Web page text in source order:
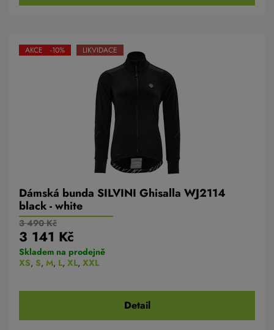
Dámská bunda SILVINI Ghisalla WJ2114
black - white
AKCE -10% LIKVIDACE
3 490 Kč
3 141 Kč
Skladem na prodejně
XS, S, M, L, XL, XXL
Detail